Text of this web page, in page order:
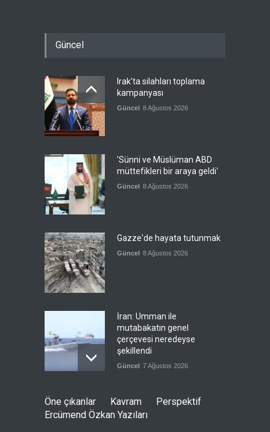
Güncel
Irak'ta silahları toplama
kampanyası
Güncel 8 Ağustos 2026
'Sünni ve Müslüman ABD
müttefikleri bir araya geldi'
Güncel 8 Ağustos 2026
Gazze'de hayata tutunmak
Güncel 8 Ağustos 2026
İran: Umman ile
mutabakatın genel
çerçevesi neredeyse
şekillendi
Güncel 7 Ağustos 2026
Türkiye'nin ABD ile ilişkileri
ve NATO üyeliği
Öne çıkanlar Kavram
Perspektif
Ercümend Özkan Yazıları